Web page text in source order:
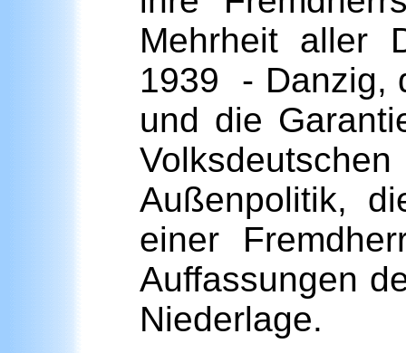
Mehrheit aller
1939 - Danzig,
und die
Außenpolitik,
einer
Auffassungen
Niederlage.